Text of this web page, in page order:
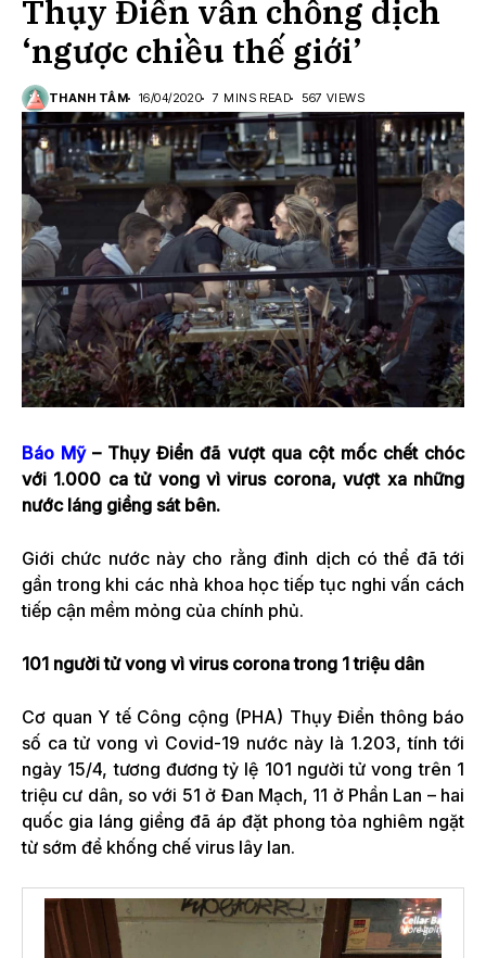
Thụy Điển vẫn chống dịch
‘ngược chiều thế giới’
THANH TÂM 16/04/2020 7 MINS READ 567 VIEWS
Báo Mỹ– Thụy Điển đã vượt qua cột mốc chết chóc
với 1.000 ca tử vong vì virus corona, vượt xa những
nước láng giềng sát bên.
Giới chức nước này cho rằng đỉnh dịch có thể đã tới
gần trong khi các nhà khoa học tiếp tục nghi vấn cách
tiếp cận mềm mỏng của chính phủ.
101 người tử vong vì virus corona trong 1 triệu dân
Cơ quan Y tế Công cộng (PHA) Thụy Điển thông báo
số ca tử vong vì Covid-19 nước này là 1.203, tính tới
ngày 15/4, tương đương tỷ lệ 101 người tử vong trên 1
triệu cư dân, so với 51 ở Đan Mạch, 11 ở Phần Lan – hai
quốc gia láng giềng đã áp đặt phong tỏa nghiêm ngặt
từ sớm để khống chế virus lây lan.